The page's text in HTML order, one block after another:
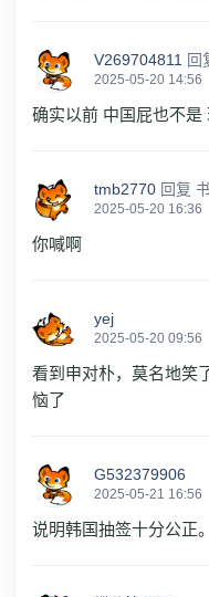
V269704811 回
2025-05-20 14:56
确实以前 中国屁也不是
tmb2770 回复
2025-05-20 16:36
你喊啊
yej
2025-05-20 09:56
看到申对朴，莫名地笑
恼了
G532379906
2025-05-21 16:56
说明韩国抽签十分公正。